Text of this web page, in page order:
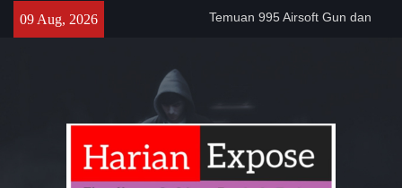
09 Aug, 2026